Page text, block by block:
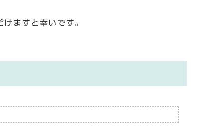
ますと幸いです。